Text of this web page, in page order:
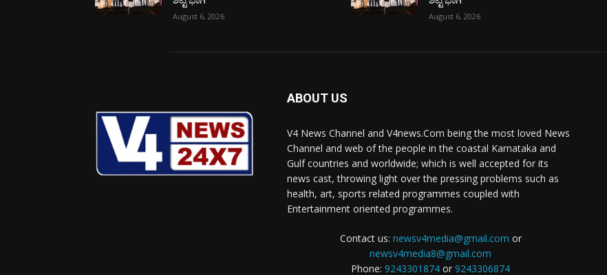
August 6, 2026 August 6, 2026
ABOUT US
V4 News Channel and V4news.Com being the most loved News
Channel and web of the people in the coastal Karnataka and
Gulf countries and worldwide; which is well accepted for its
news cast, throwing light over the pressing problems such as
health, art, sports related programmes coupled with
Entertainment oriented programmes.
Contact us: newsv4media@gmail.com or
newsv4media8@gmail.com
Phone: 9243301874 or 9243306874